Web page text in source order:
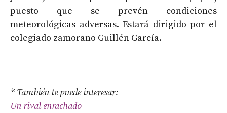
puesto que se prevén condiciones
meteorológicas adversas. Estará dirigido por el
colegiado zamorano Guillén García.
* También te puede interesar:
Un rival enrachado